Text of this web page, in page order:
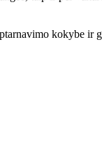
kokybe ir